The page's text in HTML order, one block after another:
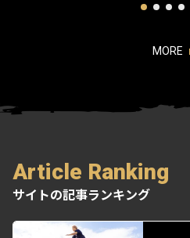
MORE
Article Ranking
サイトの記事ランキング